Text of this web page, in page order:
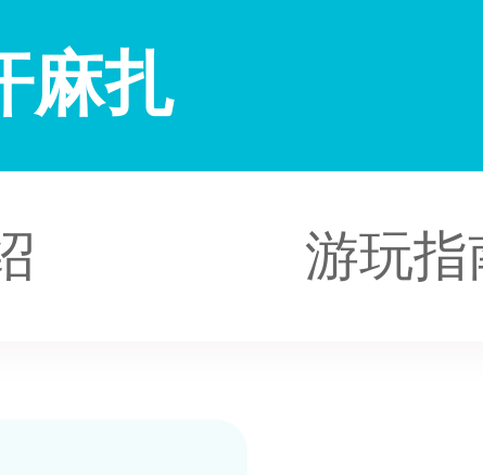
麻扎
游玩指